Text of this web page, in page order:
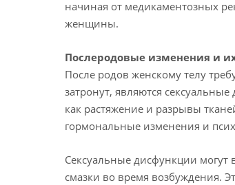
начиная от медикаментозных
женщины.
Послеродовые изменения и
После родов женскому телу
затронут, являются
как растяжение и разрывы
гормональные изменения и
Сексуальные дисфункции могут
смазки во время возбуждения.